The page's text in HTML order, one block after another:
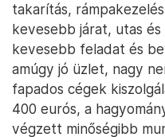
takarítás,
kevesebb járat, utas
kevesebb feladat és
amúgy jó üzlet, nagy
fapados cégek
400 eurós, a
végzett minőségibb